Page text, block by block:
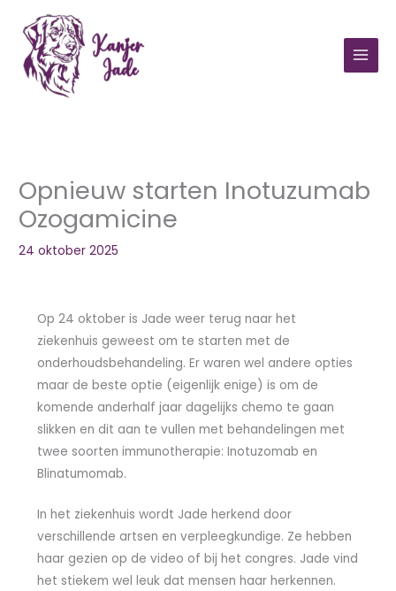
naar
inhoud
Opnieuw starten Inotuzumab
Ozogamicine
24 oktober 2025
Op 24 oktober is Jade weer terug naar het
ziekenhuis geweest om te starten met de
onderhoudsbehandeling. Er waren wel andere opties
maar de beste optie (eigenlijk enige) is om de
komende anderhalf jaar dagelijks chemo te gaan
slikken en dit aan te vullen met behandelingen met
twee soorten immunotherapie: Inotuzomab en
Blinatumomab.
In het ziekenhuis wordt Jade herkend door
verschillende artsen en verpleegkundige. Ze hebben
haar gezien op de video of bij het congres. Jade vind
het stiekem wel leuk dat mensen haar herkennen.